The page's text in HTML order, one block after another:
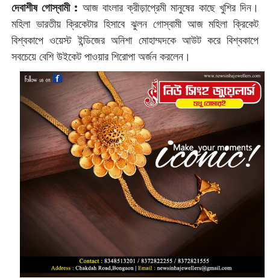
দেবাশীষ গোস্বামী : ‌‌আজ বাংলার ক্রীড়াপ্রেমী মানুষের কাছে খুশির দিন।
মহিলা ভারতীয় ক্রিকেটার হিসাবে ঝুলন গোস্বামী আজ মহিলা ক্রিকেট
বিশ্বকাপে ওয়েস্ট ইন্ডিজের অনিশা মোহাম্মদকে আউট করে বিশ্বকাপে
সবচেয়ে বেশি উইকেট পাওয়ার শিরোপা অর্জন করলেন।